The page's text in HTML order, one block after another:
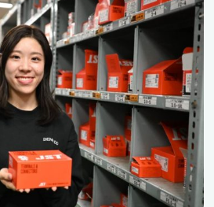
新卒の方
2027年版はこちら
2028年版はこちら